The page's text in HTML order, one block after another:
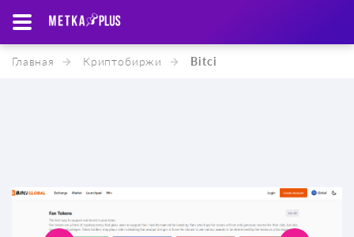
Главная Криптобиржи Bitci